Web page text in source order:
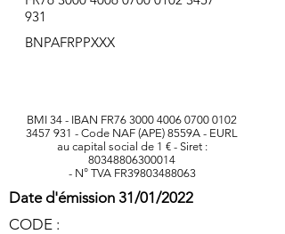
931
BNPAFRPPXXX
BMI 34 - IBAN FR76 3000 4006 0700 0102
3457 931 - Code NAF (APE) 8559A - EURL
au capital social de 1 € - Siret :
80348806300014
- N° TVA FR39803488063
Date d'émission 31/01/2022
CODE :